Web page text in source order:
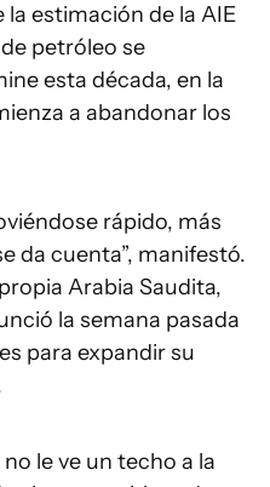
estimación de la AIE
petróleo se
esta década, en la
a abandonar los
rápido, más
da cuenta”, manifestó.
Arabia Saudita,
la semana pasada
para expandir su
le ve un techo a la